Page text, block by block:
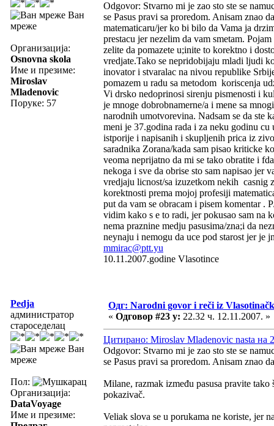
Ван
мреже
Организација:
Osnovna skola
Име и презиме:
Miroslav
Mladenovic
Поруке: 57
Odgovor: Stvarno mi je zao sto ste se
se Pasus pravi sa proredom. Anisam znao
matematicaru/jer ko bi bilo da Vama ja
prestacu jer nezelim da vam smetam.
zelite da pomazete u;inite to korektno i
vredjate.Tako se nepridobijaju mladi ljudi
inovator i stvaralac na nivou republike
pomazem u radu sa metodom koriscenja
Vi drsko nedoprinosi sirenju pismenosti i
je mnoge dobrobnamerne/a i mene sa
narodnih umotvorevina. Nadsam se da
meni je 37.godina rada i za neku godinu
istporije i napisanih i skupljenih prica iz
saradnika Zorana/kada sam pisao kriticke
veoma neprijatno da mi se tako obratite i
nekoga i sve da obrise sto sam napisao jer
vredjaju licnost/sa izuzetkom nekih casnig
korektnosti prema mojoj profesiji
put da vam se obracam i pisem komentar .
vidim kako s e to radi, jer pokusao sam na
nema praznine medju pasusima/zna;i da
neynaju i nemogu da uce pod starost jer
mmirac@ptt.yu
10.11.2007.godine Vlasotince
Pedja
администратор
староседелац
Ван
мреже
Пол:
Организација:
DataVoyage
Име и презиме:
Одг: Narodni govor i reči iz
« Одговор #23 у: 22.32 ч. 12.11.2007. »
Цитирано: Miroslav Mladenovic nasta на
Odgovor: Stvarno mi je zao sto ste se
se Pasus pravi sa proredom. Anisam znao
Milane, razmak između pasusa pravite
pokazivač.
Veliak slova se u porukama ne koriste, jer